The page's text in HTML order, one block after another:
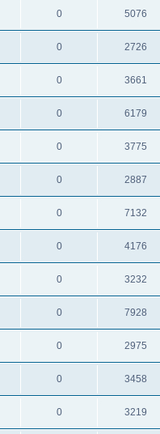
0 5076
0 2726
0 3661
0 6179
0 3775
0 2887
0 7132
0 4176
0 3232
0 7928
0 2975
0 3458
0 3219